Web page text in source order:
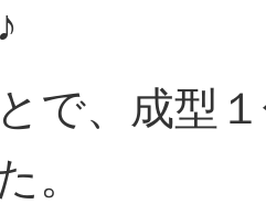
で、成型
。